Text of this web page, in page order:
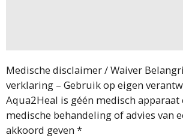
Medische disclaimer / Waiver
verklaring – Gebruik op eigen
Aqua2Heal is géén medisch apparaat
medische behandeling of advies van
akkoord geven *